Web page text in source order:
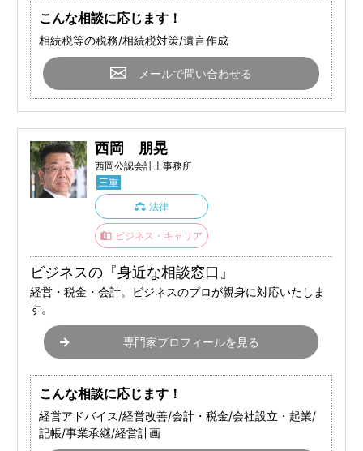
こんな相談に応じます！
相続税等の税務/相続税対策/遺言作成
メールで問い合わせる
西岡 朋晃
西岡公認会計士事務所
三重
法律
ビジネス・キャリア
ビジネスの『身近な相談窓口』
経営・税金・会計。ビジネスのプロが親身に対応いたしま
す。
専門家プロフィールを見る
こんな相談に応じます！
経営アドバイス/経営改善/会計・税金/会社設立・起業/
記帳/事業承継/経営計画